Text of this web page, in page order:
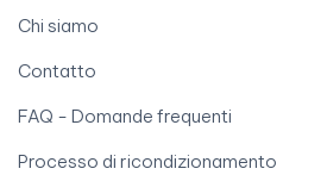
Chi siamo
Contatto
FAQ - Domande frequenti
Processo di ricondizionamento